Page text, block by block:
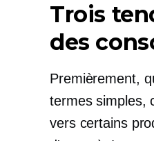
Trois
des
Premièrement,
termes simples,
vers certains